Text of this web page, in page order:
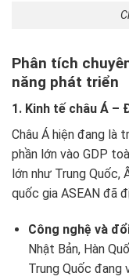
Phân tích
năng phát triển
1. Kinh tế châu Á
Châu Á hiện đang là
phần lớn vào GDP
lớn như Trung Quốc,
quốc gia ASEAN đã
Công nghệ và
Nhật Bản, Hàn
Trung Quốc đang